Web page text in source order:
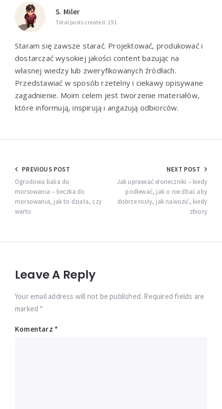
S. Miler
Total posts created: 191
Staram się zawsze starać. Projektować, produkować i
dostarczać wysokiej jakości content bazując na
własnej wiedzy lub zweryfikowanych źródłach.
Przedstawiać w sposób rzetelny i ciekawy opisywane
zagadnienie. Moim celem jest tworzenie materiałów,
które informują, inspirują i angażują odbiorców.
Nawigacja
wpisu
PREVIOUS POST
Ogrodowa balia do
morsowania – beczka do
morsowania, jak to działa, czy
warto
NEXT POST
Jak uprawiać słoneczniki – kiedy
podlewać, jak o nie dbać aby
dobrze rosły, jak nawozić, kiedy
zbiory
Leave A Reply
Your email address will not be published. Required fields are
marked *
Komentarz *